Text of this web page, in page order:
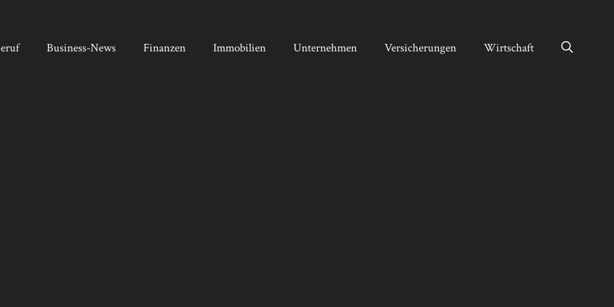
Business-News Finanzen Immobilien Unternehmen Versicherungen Wirtschaft